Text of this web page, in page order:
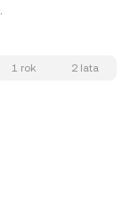
1 rok 2 lata